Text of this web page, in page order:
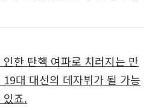
한 탄핵 여파로 치러지는 만
대 대선의 데자뷔가 될 가능
있죠.